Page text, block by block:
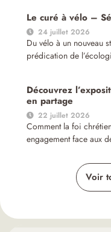
Le curé à vélo –
24 juillet 2026
Du vélo à un nouveau
prédication de
Découvrez
en partage
22 juillet 2026
Comment la foi
engagement face aux
Voir